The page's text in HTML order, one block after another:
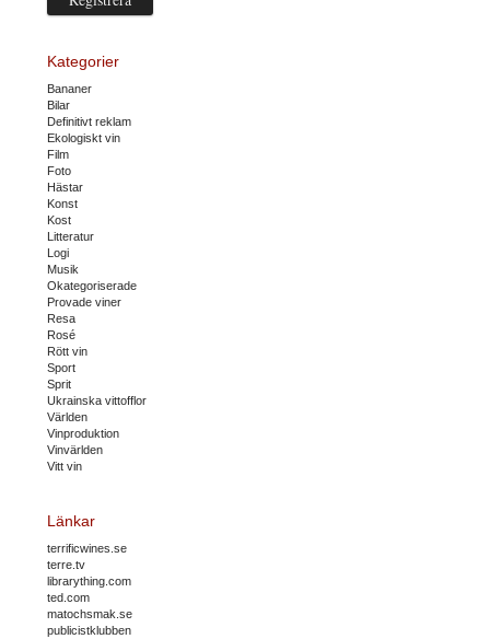
Kategorier
Bananer
Bilar
Definitivt reklam
Ekologiskt vin
Film
Foto
Hästar
Konst
Kost
Litteratur
Logi
Musik
Okategoriserade
Provade viner
Resa
Rosé
Rött vin
Sport
Sprit
Ukrainska vittofflor
Världen
Vinproduktion
Vinvärlden
Vitt vin
Länkar
terrificwines.se
terre.tv
librarything.com
ted.com
matochsmak.se
publicistklubben